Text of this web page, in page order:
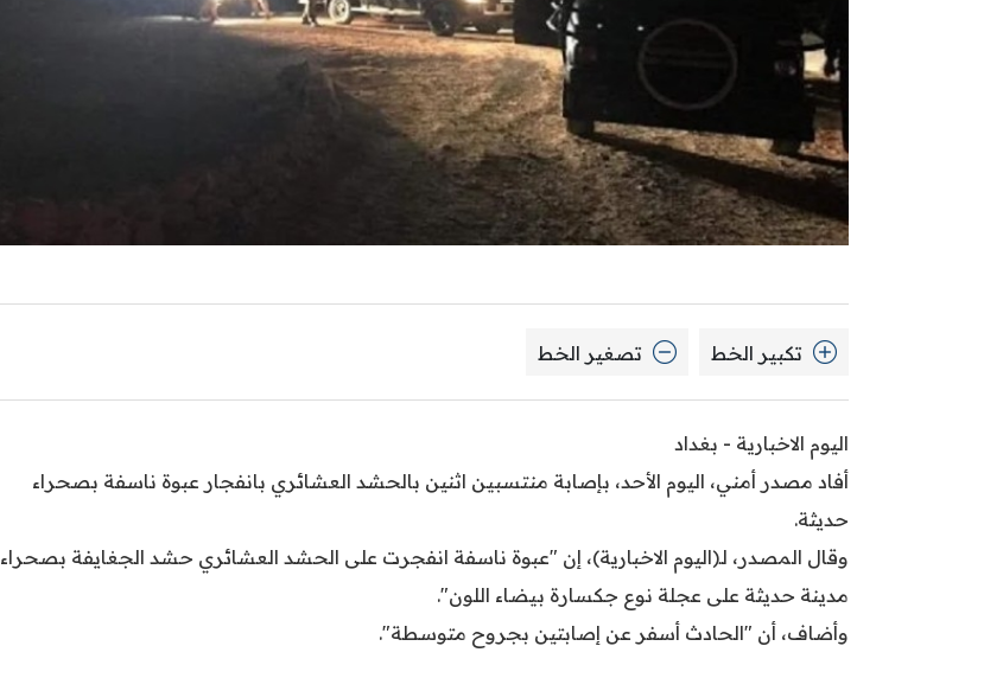
تكبير الخط تصغير الخط
اليوم الاخبارية - بغداد
أفاد مصدر أمني، اليوم الأحد، بإصابة منتسبين اثنين بالحشد العشائري بانفجار عبوة ناسفة بصحراء
حديثة.
وقال المصدر، لـ(اليوم الاخبارية)، إن "عبوة ناسفة انفجرت على الحشد العشائري حشد الجغايفة بصحراء
مدينة حديثة على عجلة نوع جكسارة بيضاء اللون".
وأضاف، أن "الحادث أسفر عن إصابتين بجروح متوسطة".